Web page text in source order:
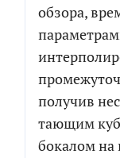
обзора,
получив
тающим
бокалом на